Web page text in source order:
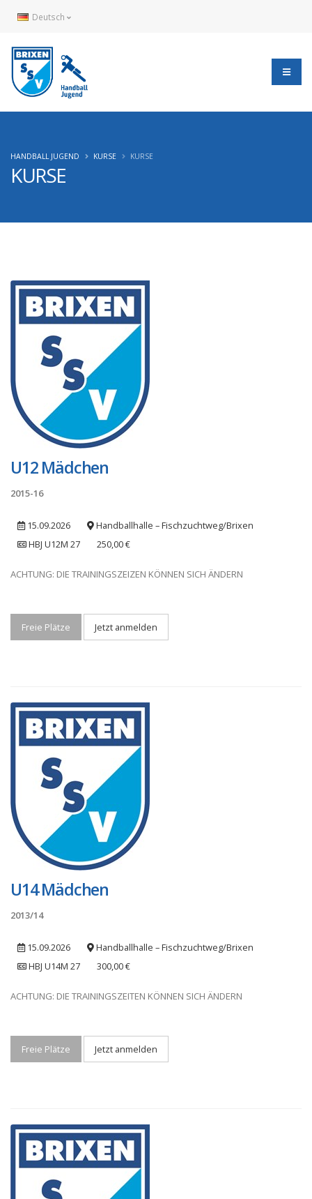
Deutsch
KURSE
HANDBALL JUGEND KURSE KURSE
U12 Mädchen
2015-16
15.09.2026
Handballhalle – Fischzuchtweg/Brixen
HBJ U12M 27
250,00 €
ACHTUNG: DIE TRAININGSZEIZEN KÖNNEN SICH ÄNDERN
Freie Plätze Jetzt anmelden
U14 Mädchen
2013/14
15.09.2026
Handballhalle – Fischzuchtweg/Brixen
HBJ U14M 27
300,00 €
ACHTUNG: DIE TRAININGSZEITEN KÖNNEN SICH ÄNDERN
Freie Plätze Jetzt anmelden